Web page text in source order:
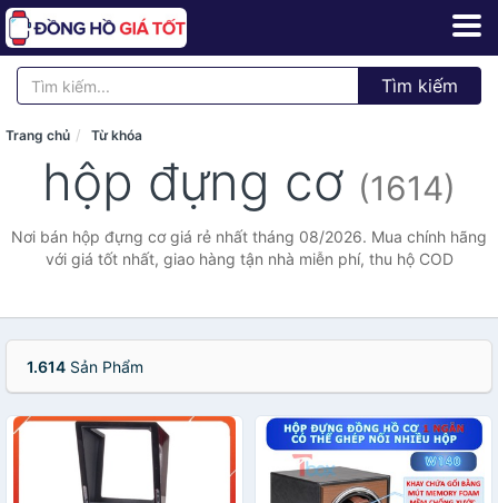
Tìm kiếm
Trang chủ Từ khóa
hộp đựng cơ (1614)
Nơi bán hộp đựng cơ giá rẻ nhất tháng 08/2026. Mua chính hãng
với giá tốt nhất, giao hàng tận nhà miễn phí, thu hộ COD
1.614 Sản Phẩm